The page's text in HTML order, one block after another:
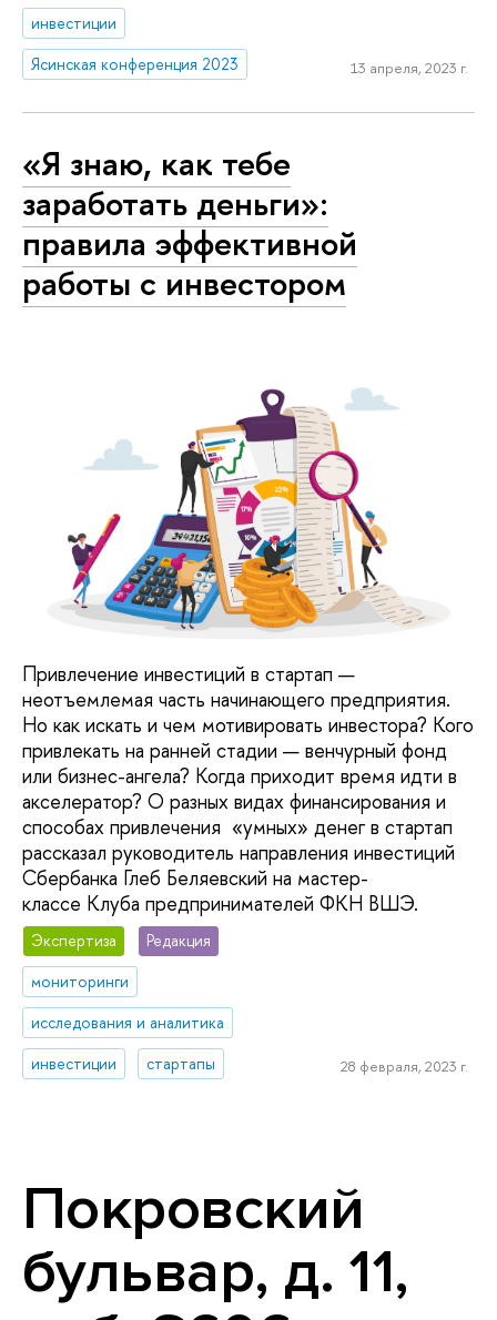
инвестиции
Ясинская конференция 2023
13 апреля, 2023 г.
«Я знаю, как тебе
заработать деньги»:
правила эффективной
работы с инвестором
Привлечение инвестиций в стартап —
неотъемлемая часть начинающего предприятия.
Но как искать и чем мотивировать инвестора? Кого
привлекать на ранней стадии — венчурный фонд
или бизнес-ангела? Когда приходит время идти в
акселератор? О разных видах финансирования и
способах привлечения «умных» денег в стартап
рассказал руководитель направления инвестиций
Сбербанка Глеб Беляевский на мастер-
классе Клуба предпринимателей ФКН ВШЭ.
Экспертиза
Редакция
мониторинги
исследования и аналитика
инвестиции
стартапы 28 февраля, 2023 г.
Покровский
бульвар, д. 11,